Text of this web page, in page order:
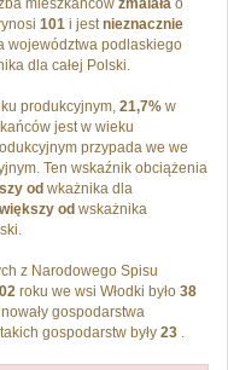
mieszkańców zmalała o
101 i jestnieznacznie
województwa podlaskiego
dla całej Polski.
produkcyjnym, 21,7% w
jest w wieku
przypada we we
Ten wskaźnik obciążenia
od wkażnika dla
od wskażnika
z Narodowego Spisu
roku we wsi Włodki było 38
gospodarstwa
gospodarstw były 23 .